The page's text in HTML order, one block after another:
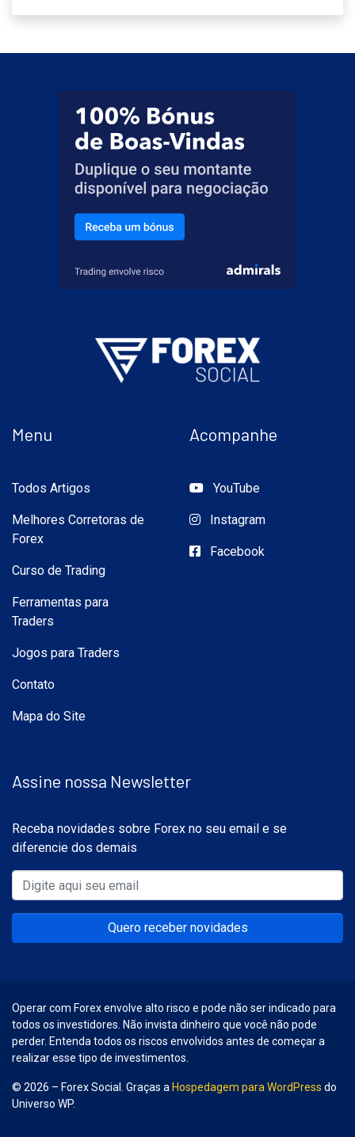
Menu
Todos Artigos
Melhores Corretoras de
Forex
Curso de Trading
Ferramentas para
Traders
Jogos para Traders
Contato
Mapa do Site
Acompanhe
YouTube
Instagram
Facebook
Assine nossa Newsletter
Receba novidades sobre Forex no seu email e se
diferencie dos demais
Quero receber novidades
Operar com Forex envolve alto risco e pode não ser indicado para
todos os investidores. Não invista dinheiro que você não pode
perder. Entenda todos os riscos envolvidos antes de começar a
realizar esse tipo de investimentos.
© 2026 – Forex Social. Graças a Hospedagem para WordPress do
Universo WP.